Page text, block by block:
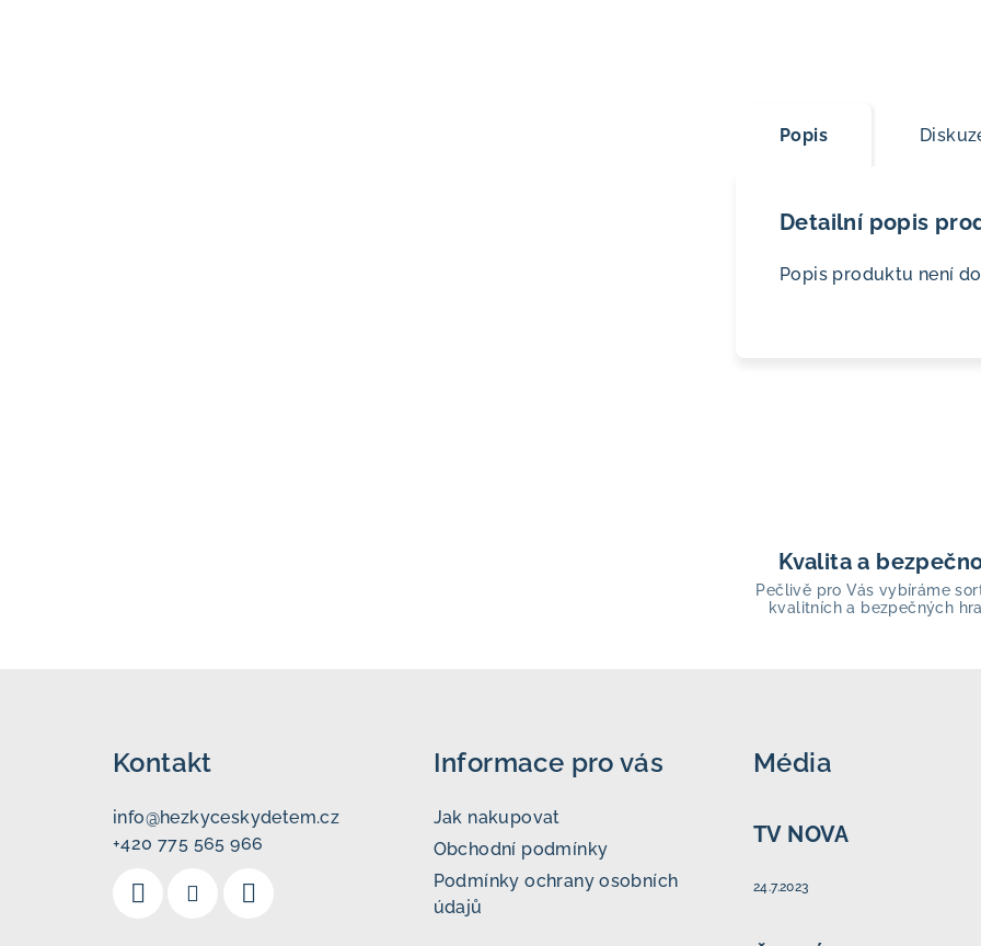
Popis
Detailní popis
Popis produktu není
Kvalita a
Pečlivě pro Vás vybíráme
kvalitních a bezpečných
Kontakt
info@hezkyceskydetem.cz
+420 775 565 966
Informace pro vás
Jak nakupovat
Obchodní podmínky
Podmínky ochrany osobních
údajů
Média
TV NOVA
24.7.2023